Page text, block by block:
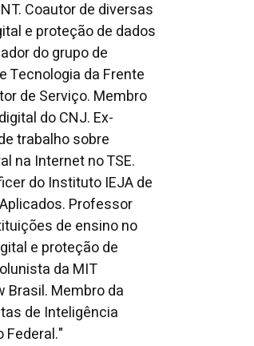
Coautor de diversas
e proteção de dados
do grupo de
Tecnologia da Frente
de Serviço. Membro
do CNJ. Ex-
trabalho sobre
na Internet no TSE.
do Instituto IEJA de
Professor
de ensino no
e proteção de
da MIT
Brasil. Membro da
de Inteligência
Federal."